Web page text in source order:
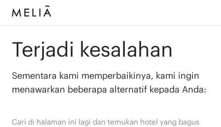
Terjadi kesalahan
Sementara kami memperbaikinya, kami ingin
menawarkan beberapa alternatif kepada Anda:
Cari di halaman ini lagi dan temukan hotel yang bagus